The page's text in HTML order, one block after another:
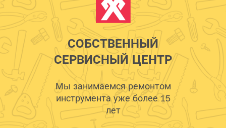
СОБСТВЕННЫЙ
СЕРВИСНЫЙ ЦЕНТР
Мы занимаемся ремонтом
инструмента уже более 15
лет